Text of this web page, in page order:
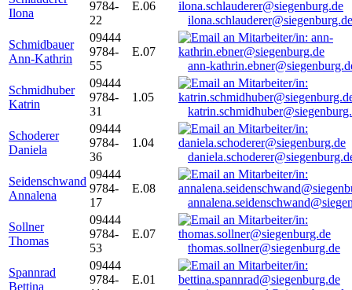
Ilona
9784-
22
E.06
ilona.schlauderer@siegenburg.de
Schmidbauer
Ann-Kathrin
09444
9784-
55
E.07
ann-
Schmidhuber
Katrin
09444
9784-
31
1.05
Schoderer
Daniela
09444
9784-
36
1.04
Seidenschwand
Annalena
09444
9784-
17
E.08
Sollner
Thomas
09444
9784-
53
E.07
thomas.sollner@siegenburg.de
Spannrad
Bettina
09444
9784-
E.01